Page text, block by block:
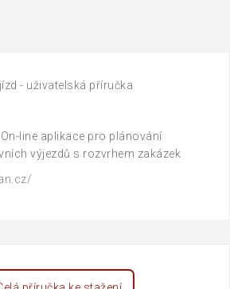
- uživatelská příručka
line aplikace pro plánování
výjezdů s rozvrhem zakázek